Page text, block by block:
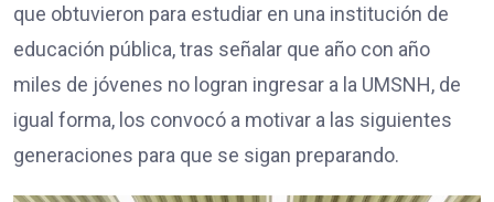
que obtuvieron para estudiar en una institución de
educación pública, tras señalar que año con año
miles de jóvenes no logran ingresar a la UMSNH, de
igual forma, los convocó a motivar a las siguientes
generaciones para que se sigan preparando.